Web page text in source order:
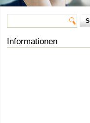
Informationen